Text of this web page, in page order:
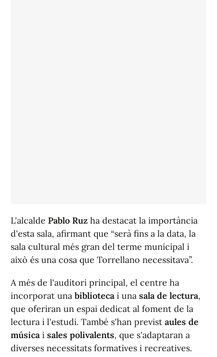
L'alcalde Pablo Ruz ha destacat la importància
d'esta sala, afirmant que “serà fins a la data, la
sala cultural més gran del terme municipal i
això és una cosa que Torrellano necessitava”.
A més de l'auditori principal, el centre ha
incorporat una biblioteca i una sala de lectura,
que oferiran un espai dedicat al foment de la
lectura i l'estudi. També s'han previst aules de
música i sales polivalents, que s'adaptaran a
diverses necessitats formatives i recreatives.